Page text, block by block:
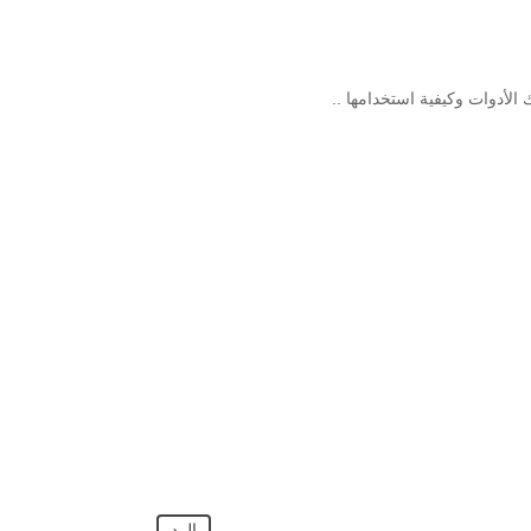
وكيفية استخدامها ..